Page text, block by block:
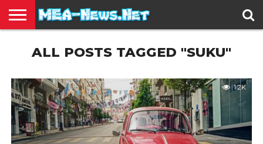
TERBARU
EDUKASI
HIBURAN
INSPIRASI
KESEHATAN
KULINER
OLAH
RAGA
OTOMOTIF
TRAVEL
JUAL
BELI
ALL POSTS TAGGED "SUKU"
1.2K